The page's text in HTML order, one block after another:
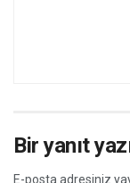
Bir yanıt
E-posta adresiniz